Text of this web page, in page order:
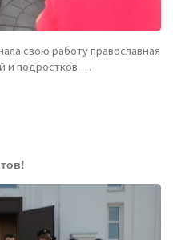
свою работу православная
и подростков …